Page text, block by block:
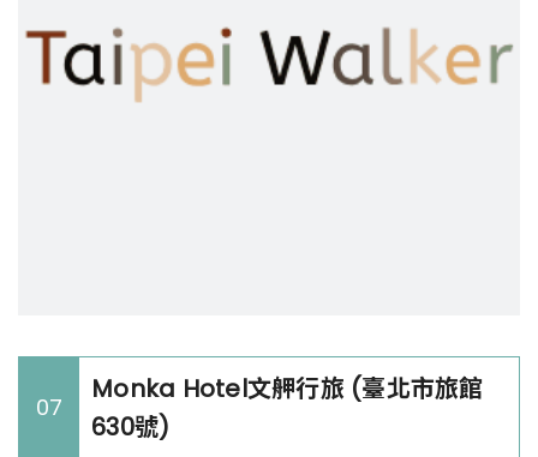
07
Monka Hotel文舺行旅 (臺北市旅館
630號)